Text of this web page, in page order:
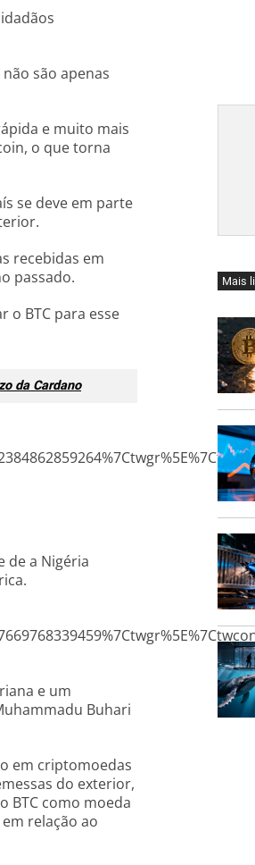
são apenas
e muito mais
o que torna
se deve em parte
recebidas em
passado.
o BTC para esse
da Cardano
de a Nigéria
e um
Buhari
em criptomoedas
do exterior,
BTC como moeda
relação ao
Mais